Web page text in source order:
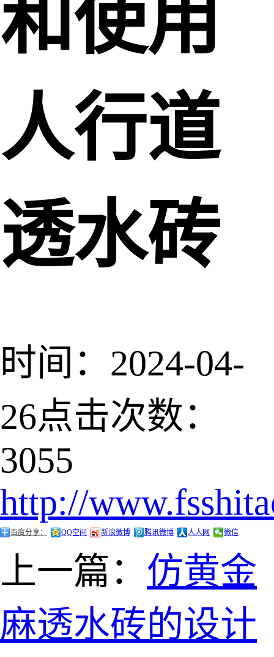
和使用
人行道
透水砖
时间：2024-04-
26点击次数：
3055
http://
百度分享： QQ空间 新浪微博 腾讯微博 人人网 微信
上一篇： 仿黄金
麻透水砖的设计